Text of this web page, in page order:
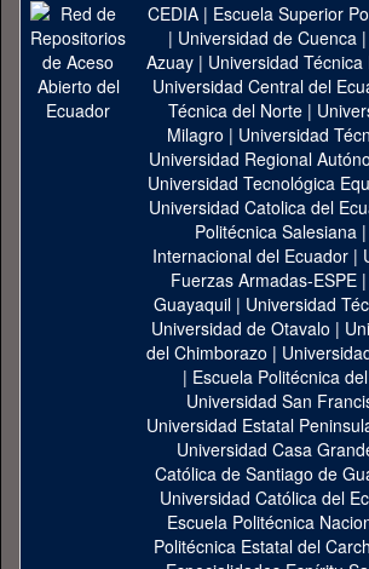
CEDIA| Escuela Superior
| Universidad de Cuenca|
Azuay| Universidad
Universidad Central del
Técnica del Norte |
Milagro | Universidad
Universidad Regional
Universidad Tecnológica
Universidad Catolica del
Politécnica Salesiana |
Internacional del Ecuador |
Fuerzas Armadas-ESPE |
Guayaquil| Universidad
Universidad de Otavalo |
del Chimborazo |
| Escuela Politécnica
Universidad San
Universidad Estatal
Universidad Casa
Católica de Santiago de
Universidad Católica del
Escuela Politécnica
Politécnica Estatal del